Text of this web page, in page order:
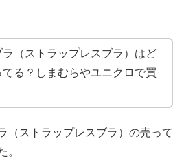
（ストラップレスブラ）はど
てる？しまむらやユニクロで買
（ストラップレスブラ）の売って
。